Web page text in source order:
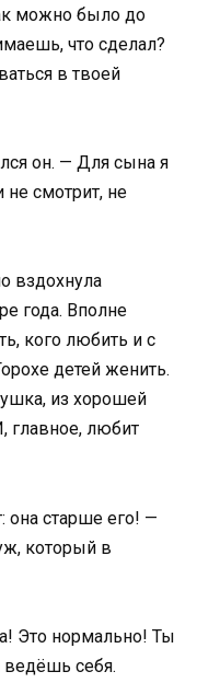
можно было до
что сделал?
в твоей
он. — Для сына я
не смотрит, не
вздохнула
года. Вполне
кого любить и с
детей женить.
из хорошей
главное, любит
она старше его! —
который в
Это нормально! Ты
себя.